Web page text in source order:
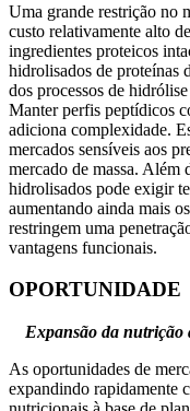
Uma grande restrição no
custo relativamente alto
ingredientes proteicos
hidrolisados ​​de proteínas
dos processos de
Manter perfis peptídicos
adiciona complexidade.
mercados sensíveis aos
mercado de massa. Além
hidrolisados ​​pode exigir
aumentando ainda mais
restringem uma
vantagens funcionais.
OPORTUNIDADE
Expansão da nutrição
As oportunidades de
expandindo rapidamente